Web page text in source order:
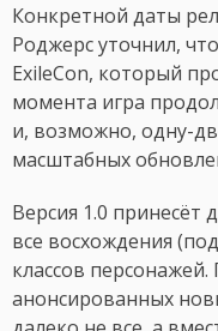
Конкретной даты
Роджерс уточнил,
ExileCon, который
момента игра
и, возможно, одну-
масштабных
Версия 1.0 принесёт
все восхождения
классов
анонсированных